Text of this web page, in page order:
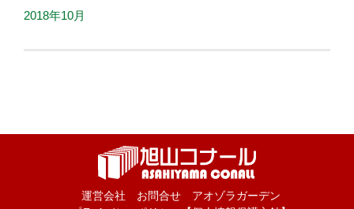
2018年10月
運営会社 お問合せ
アオゾラガーデン